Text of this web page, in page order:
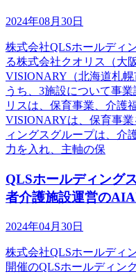
2024年08月30日
株式会社QLSホールディ
る株式会社クオリス（大
VISIONARY（北海道札
うち、3施設について事
リスは、保育事業、介護
VISIONARYは、保育事
ィングスグループは、介
力を入れ、主軸の保
QLSホールディング
者介護施設運営の
2024年04月30日
株式会社QLSホールディ
開催のQLSホールディン